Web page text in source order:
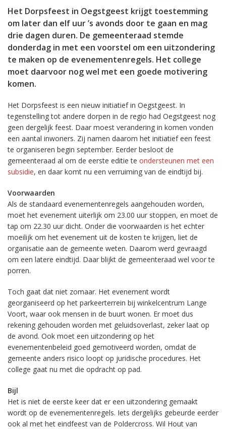
Het Dorpsfeest in Oegstgeest krijgt toestemming
om later dan elf uur ’s avonds door te gaan en mag
drie dagen duren. De gemeenteraad stemde
donderdag in met een voorstel om een uitzondering
te maken op de evenementenregels. Het college
moet daarvoor nog wel met een goede motivering
komen.
Het Dorpsfeest is een nieuw initiatief in Oegstgeest. In
tegenstelling tot andere dorpen in de regio had Oegstgeest nog
geen dergelijk feest. Daar moest verandering in komen vonden
een aantal inwoners. Zij namen daarom het initiatief een feest
te organiseren begin september. Eerder besloot de
gemeenteraad al om de eerste editie te ondersteunen met een
subsidie, en daar komt nu een verruiming van de eindtijd bij.
Voorwaarden
Als de standaard evenementenregels aangehouden worden,
moet het evenement uiterlijk om 23.00 uur stoppen, en moet de
tap om 22.30 uur dicht. Onder die voorwaarden is het echter
moeilijk om het evenement uit de kosten te krijgen, liet de
organisatie aan de gemeente weten. Daarom werd gevraagd
om een latere eindtijd. Daar blijkt de gemeenteraad wel voor te
porren.
Toch gaat dat niet zomaar. Het evenement wordt
georganiseerd op het parkeerterrein bij winkelcentrum Lange
Voort, waar ook mensen in de buurt wonen. Er moet dus
rekening gehouden worden met geluidsoverlast, zeker laat op
de avond. Ook moet een uitzondering op het
evenementenbeleid goed gemotiveerd worden, omdat de
gemeente anders risico loopt op juridische procedures. Het
college gaat nu met die opdracht op pad.
Bijl
Het is niet de eerste keer dat er een uitzondering gemaakt
wordt op de evenementenregels. Iets dergelijks gebeurde eerder
ook al met het eindfeest van de Poldercross. Wil Hout van